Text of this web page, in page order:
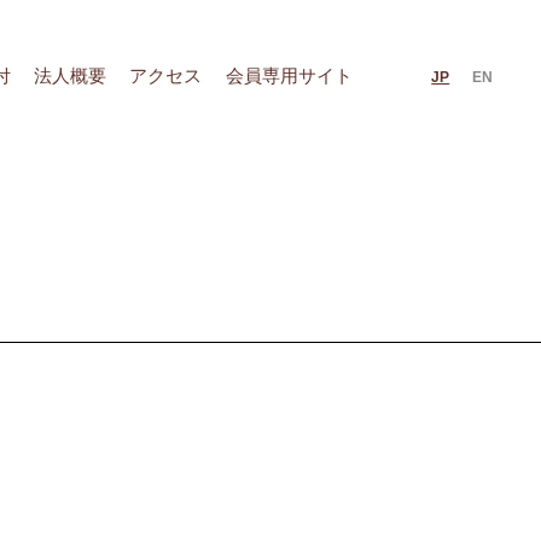
法人概要 アクセス 会員専用サイト JP EN